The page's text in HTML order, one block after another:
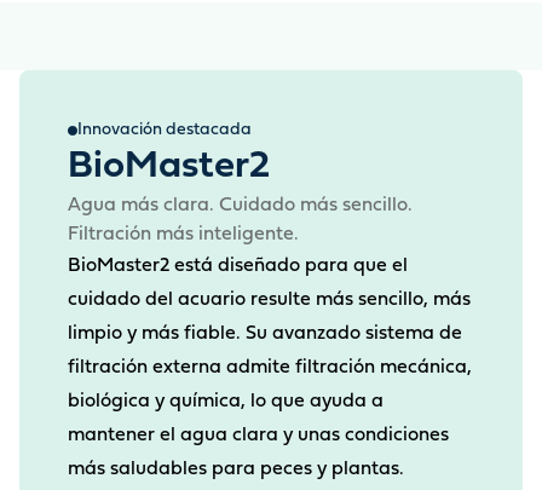
Innovación destacada
BioMaster2
Agua más clara. Cuidado más sencillo.
Filtración más inteligente.
BioMaster2 está diseñado para que el
cuidado del acuario resulte más sencillo, más
limpio y más fiable. Su avanzado sistema de
filtración externa admite filtración mecánica,
biológica y química, lo que ayuda a
mantener el agua clara y unas condiciones
más saludables para peces y plantas.